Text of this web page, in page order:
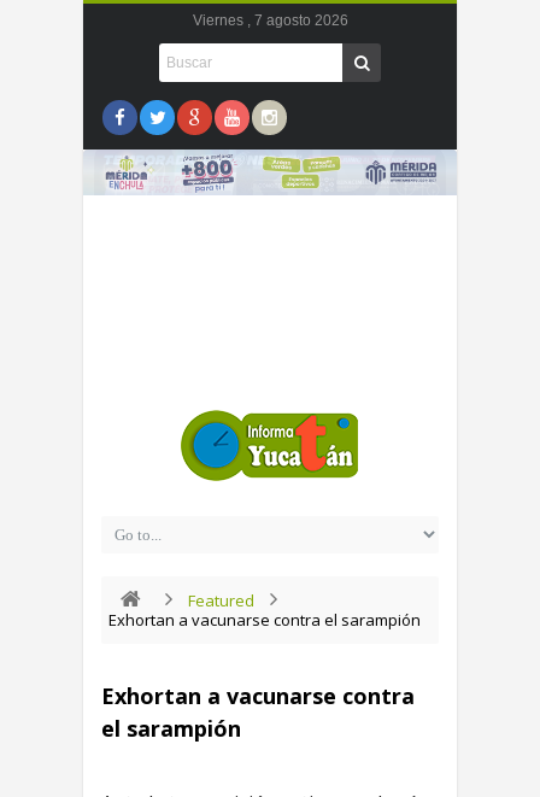
Viernes , 7 agosto 2026
Featured
Exhortan a vacunarse contra el sarampión
Exhortan a vacunarse contra
el sarampión